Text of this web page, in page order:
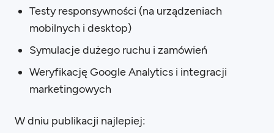
Testy responsywności (na urządzeniach
mobilnych i desktop)
Symulacje dużego ruchu i zamówień
Weryfikację Google Analytics i integracji
marketingowych
W dniu publikacji najlepiej: